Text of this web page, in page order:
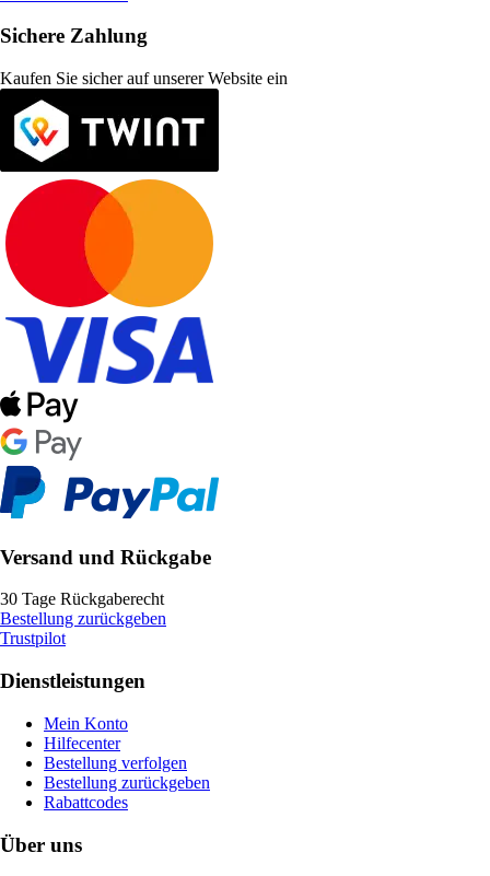
Sichere Zahlung
Kaufen Sie sicher auf unserer Website ein
Versand und Rückgabe
30 Tage Rückgaberecht
Bestellung zurückgeben
Trustpilot
Dienstleistungen
Mein Konto
Hilfecenter
Bestellung verfolgen
Bestellung zurückgeben
Rabattcodes
Über uns